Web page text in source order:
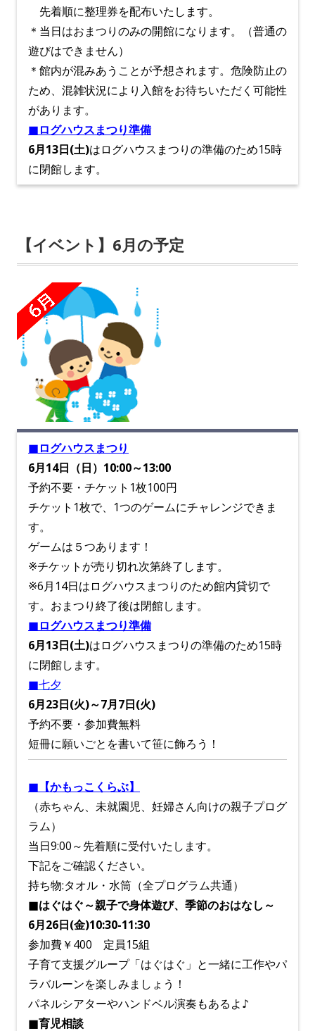
先着順に整理券を配布いたします。
＊当日はおまつりのみの開館になります。（普通の
遊びはできません）
＊館内が混みあうことが予想されます。危険防止の
ため、混雑状況により入館をお待ちいただく可能性
があります。
■ログハウスまつり準備
6月13日(土)はログハウスまつりの準備のため15時
に閉館します。
【イベント】6月の予定
■ログハウスまつり
6月14日（日）10:00～13:00
予約不要・チケット1枚100円
チケット1枚で、1つのゲームにチャレンジできま
す。
ゲームは５つあります！
※チケットが売り切れ次第終了します。
※6月14日はログハウスまつりのため館内貸切で
す。おまつり終了後は閉館します。
■ログハウスまつり準備
6月13日(土)はログハウスまつりの準備のため15時
に閉館します。
■七夕
6月23日(火)～7月7日(火)
予約不要・参加費無料
短冊に願いごとを書いて笹に飾ろう！
■【かもっこくらぶ】
（赤ちゃん、未就園児、妊婦さん向けの親子プログ
ラム）
当日9:00～先着順に受付いたします。
下記をご確認ください。
持ち物:タオル・水筒（全プログラム共通）
■はぐはぐ～親子で身体遊び、季節のおはなし～
6月26日(金)10:30-11:30
参加費￥400 定員15組
子育て支援グループ「はぐはぐ」と一緒に工作やパ
ラバルーンを楽しみましょう！
パネルシアターやハンドベル演奏もあるよ♪
■育児相談